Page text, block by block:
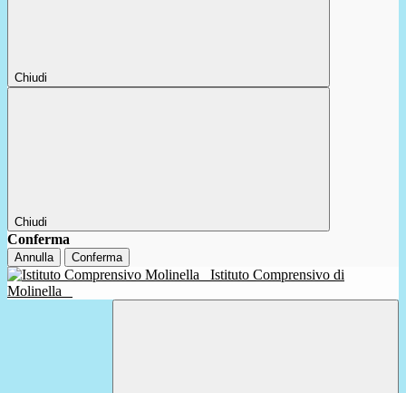
Chiudi
Chiudi
Conferma
Annulla Conferma
Istituto Comprensivo di
Molinella